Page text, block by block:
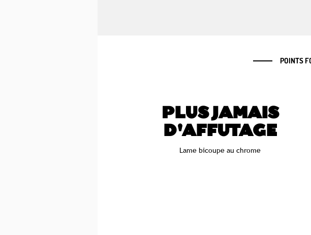
POINTS
PLUS JAMAIS
D'AFFUTAGE
Lame bicoupe au chrome